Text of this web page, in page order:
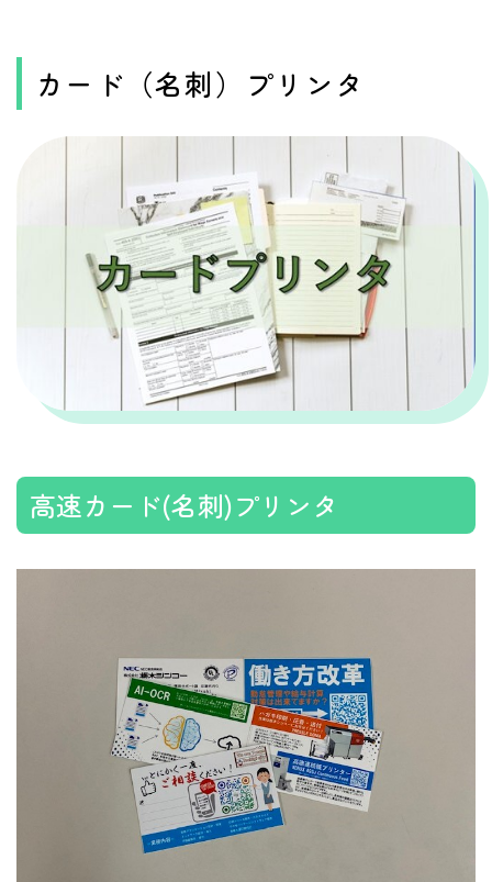
カード（名刺）プリンタ
高速カード(名刺)プリンタ